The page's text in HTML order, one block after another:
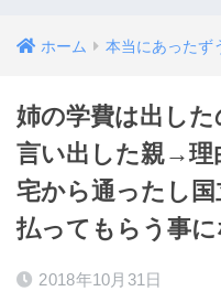
ホーム 本当にあったず
姉の学費は出し
言い出した親→理
宅から通ったし
払ってもらう事
2018年10月31日